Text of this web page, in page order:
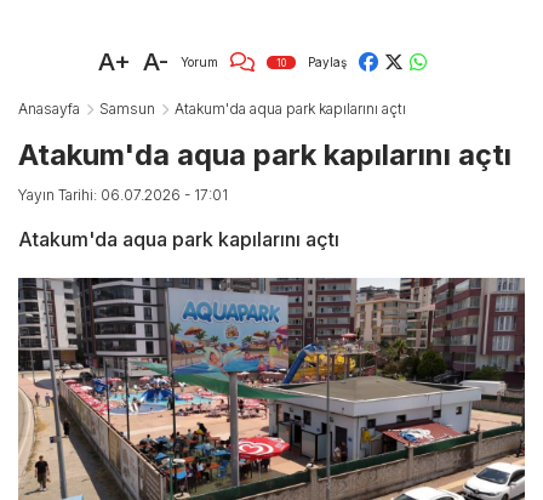
A+ A- Yorum 10 Paylaş
Anasayfa Samsun Atakum'da aqua park kapılarını açtı
Atakum'da aqua park kapılarını açtı
Yayın Tarihi: 06.07.2026 - 17:01
Atakum'da aqua park kapılarını açtı